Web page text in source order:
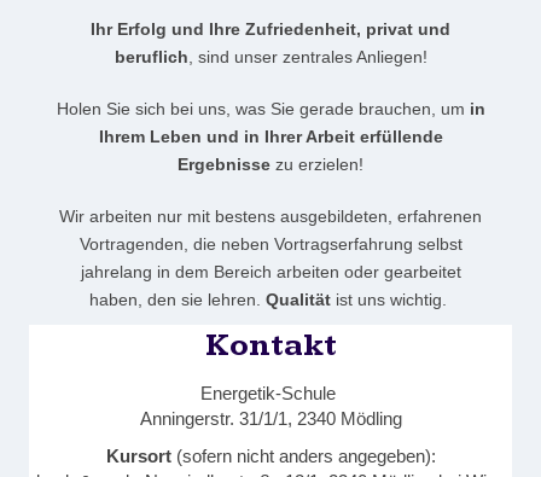
Ihr Erfolg und Ihre Zufriedenheit, privat und
beruflich , sind unser zentrales Anliegen!
Holen Sie sich bei uns, was Sie gerade brauchen, um in
Ihrem Leben und in Ihrer Arbeit erfüllende
Ergebnisse zu erzielen!
Wir arbeiten nur mit bestens ausgebildeten, erfahrenen
Vortragenden, die neben Vortragserfahrung selbst
jahrelang in dem Bereich arbeiten oder gearbeitet
haben, den sie lehren. Qualität ist uns wichtig.
Kontakt
Energetik-Schule
Anningerstr. 31/1/1, 2340 Mödling
Kursort(sofern nicht anders angegeben):